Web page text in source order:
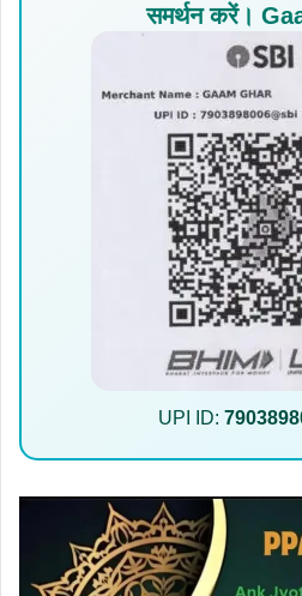
समर्थन करें।
UPI ID: